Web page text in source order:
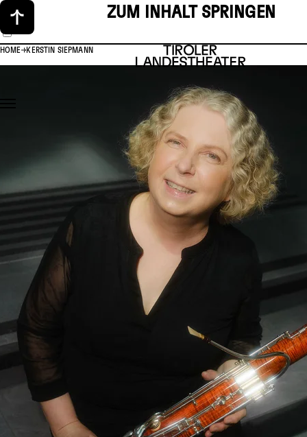
ZUM INHALT SPRINGEN
HOME KERSTIN SIEPMANN